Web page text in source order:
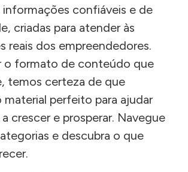
confiáveis e de
criadas para atender às
reais dos empreendedores.
o formato de conteúdo que
temos certeza de que
material perfeito para ajudar
crescer e prosperar. Navegue
e descubra o que